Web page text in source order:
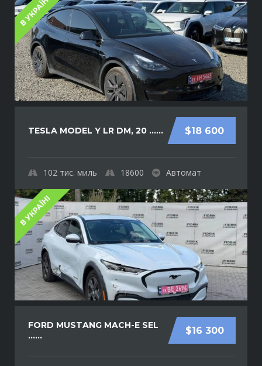
В УКРАЇНІ
$18 600
TESLA MODEL Y LR DM, 20 ......
102 тис. миль 18600 Автомат
В УКРАЇНІ
$16 300
FORD MUSTANG MACH-E SEL
......